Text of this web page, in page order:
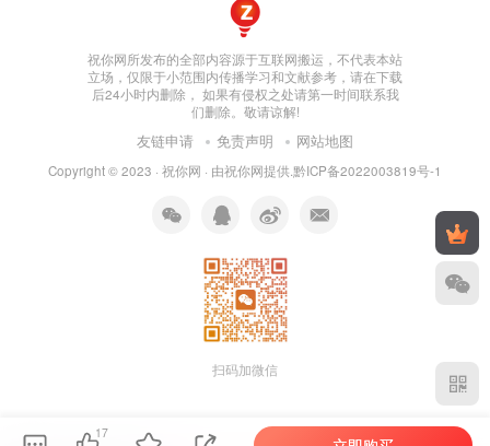
祝你网所发布的全部内容源于互联网搬运，不代表本站
立场，仅限于小范围内传播学习和文献参考，请在下载
后24小时内删除， 如果有侵权之处请第一时间联系我
们删除。敬请谅解!
友链申请 免责声明 网站地图
Copyright © 2023 · 祝你网 · 由祝你网提供.黔ICP备2022003819号-1
扫码加微信
17